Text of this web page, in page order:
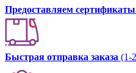
Предоставляем сертификаты
Быстрая отправка заказа (1-